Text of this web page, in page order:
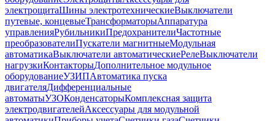
электрощитаШины электротехническиеВыключатели
путевые, концевыеТрансформаторыАппаратура
управленияРубильникиПредохранителиЧастотные
преобразователиПускатели магнитныеМодульная
автоматикаВыключатели автоматическиеРелеВыключатели
нагрузкиКонтакторыДополнительное модульное
оборудованиеУЗИПАвтоматика пуска
двигателяДифференциальные
автоматыУЗОКонденсаторыКомплексная защита
электродвигателейАксессуары для модульной